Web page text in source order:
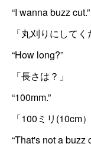
“I wanna buzz cut.”
「丸刈りにしてく
“How long?”
「長さは？」
“100mm.”
「100ミリ(10cm
“That's not a buzz